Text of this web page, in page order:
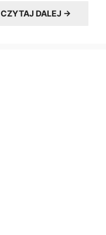
CZYTAJ DALEJ →